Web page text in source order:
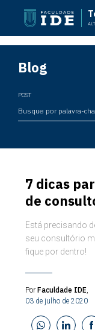
Blog
POST
7 dicas
de
Está precisando
seu consultório
fique por dentro!
Por Faculdade IDE,
03 de julho de 2020